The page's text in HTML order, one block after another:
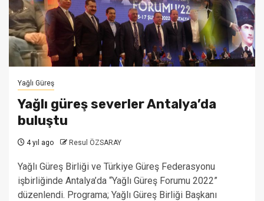
Yağlı Güreş
Yağlı güreş severler Antalya’da
buluştu
4 yıl ago Resul ÖZSARAY
Yağlı Güreş Birliği ve Türkiye Güreş Federasyonu
işbirliğinde Antalya’da “Yağlı Güreş Forumu 2022”
düzenlendi. Programa; Yağlı Güreş Birliği Başkanı